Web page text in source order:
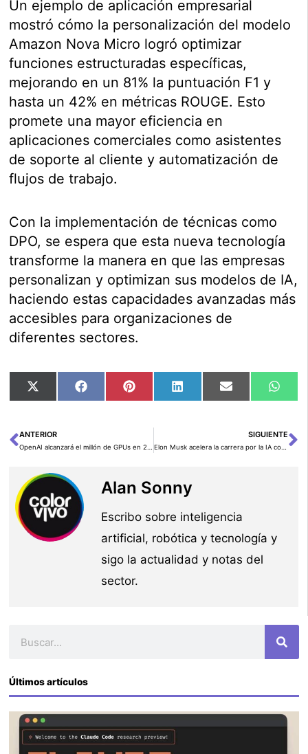
Un ejemplo de aplicación empresarial
mostró cómo la personalización del modelo
Amazon Nova Micro logró optimizar
funciones estructuradas específicas,
mejorando en un 81% la puntuación F1 y
hasta un 42% en métricas ROUGE. Esto
promete una mayor eficiencia en
aplicaciones comerciales como asistentes
de soporte al cliente y automatización de
flujos de trabajo.
Con la implementación de técnicas como
DPO, se espera que esta nueva tecnología
transforme la manera en que las empresas
personalizan y optimizan sus modelos de IA,
haciendo estas capacidades avanzadas más
accesibles para organizaciones de
diferentes sectores.
Compartir
en
X
Compartir
en
FacebookCompartir
en
PinterestCompartir
en
LinkedInCompartir
en
Email
en
Ant
ANTERIOR SIGUIENTE
Alan Sonny
Escribo sobre inteligencia
artificial, robótica y tecnología y
sigo la actualidad y notas del
sector.
Últimos artículos